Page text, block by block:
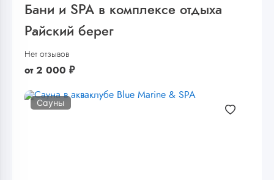
Бани и SPA в комплексе отдыха
Райский берег
Нет отзывов
от 2 000 ₽
Сауны